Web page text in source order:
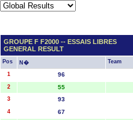
GROUPE F F2000 -- ESSAIS LIBRES
GENERAL RESULT
Pos N� Team
1 96
2
55
3
93
4
67